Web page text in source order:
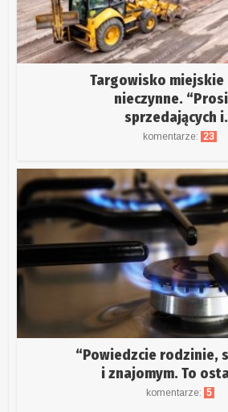
Targowisko miejskie
nieczynne.
sprzedających
komentarze: 23
“Powiedzcie rodzinie,
i znajomym. To
komentarze: 5